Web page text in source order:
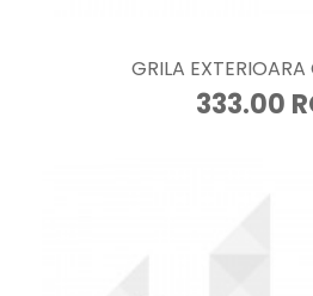
GRILA
333.00